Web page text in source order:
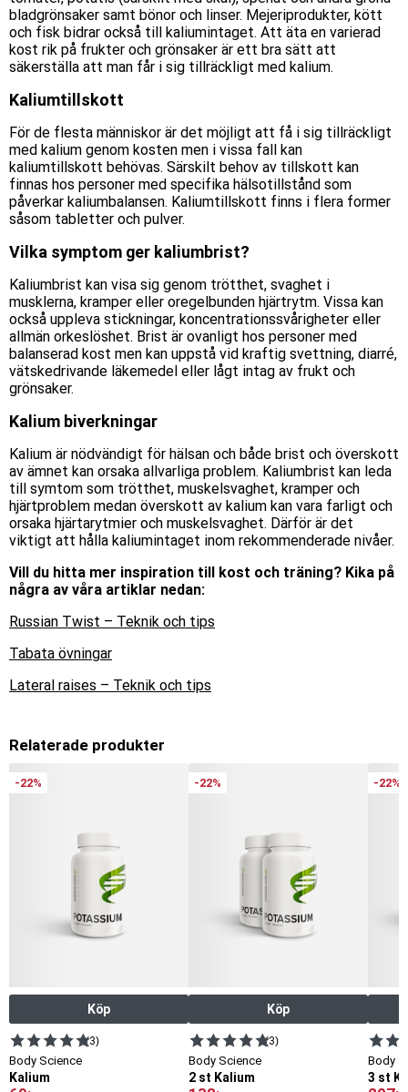
bladgrönsaker samt bönor och linser. Mejeriprodukter, kött
och fisk bidrar också till kaliumintaget. Att äta en varierad
kost rik på frukter och grönsaker är ett bra sätt att
säkerställa att man får i sig tillräckligt med kalium.
Kaliumtillskott
För de flesta människor är det möjligt att få i sig tillräckligt
med kalium genom kosten men i vissa fall kan
kaliumtillskott behövas. Särskilt behov av tillskott kan
finnas hos personer med specifika hälsotillstånd som
påverkar kaliumbalansen. Kaliumtillskott finns i flera former
såsom tabletter och pulver.
Vilka symptom ger kaliumbrist?
Kaliumbrist kan visa sig genom trötthet, svaghet i
musklerna, kramper eller oregelbunden hjärtrytm. Vissa kan
också uppleva stickningar, koncentrationssvårigheter eller
allmän orkeslöshet. Brist är ovanligt hos personer med
balanserad kost men kan uppstå vid kraftig svettning, diarré,
vätskedrivande läkemedel eller lågt intag av frukt och
grönsaker.
Kalium biverkningar
Kalium är nödvändigt för hälsan och både brist och överskott
av ämnet kan orsaka allvarliga problem. Kaliumbrist kan leda
till symtom som trötthet, muskelsvaghet, kramper och
hjärtproblem medan överskott av kalium kan vara farligt och
orsaka hjärtarytmier och muskelsvaghet. Därför är det
viktigt att hålla kaliumintaget inom rekommenderade nivåer.
Vill du hitta mer inspiration till kost och träning? Kika på
några av våra artiklar nedan:
Russian Twist – Teknik och tips
Tabata övningar
Lateral raises – Teknik och tips
Relaterade produkter
-22%
Köp
(3)
Body Science
Kalium
-22%
Köp
(3)
Body Science
2 st Kalium
-22%
Body
3 st